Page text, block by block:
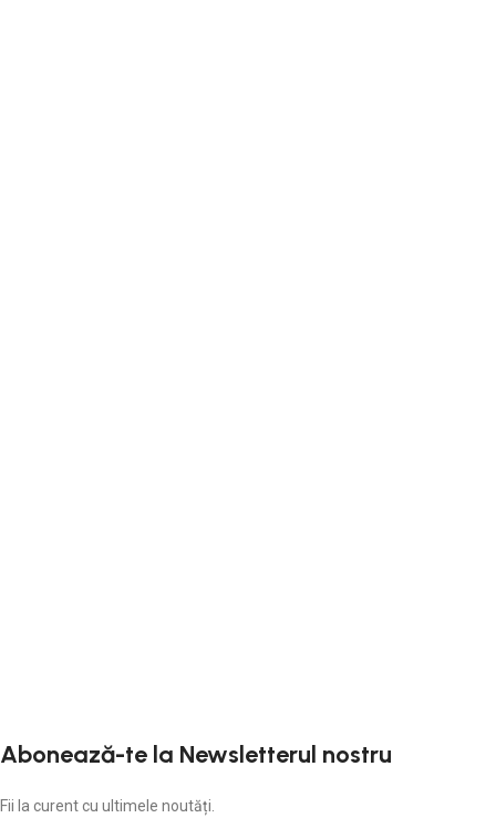
Abonează-te la Newsletterul nostru
Fii la curent cu ultimele noutăți.